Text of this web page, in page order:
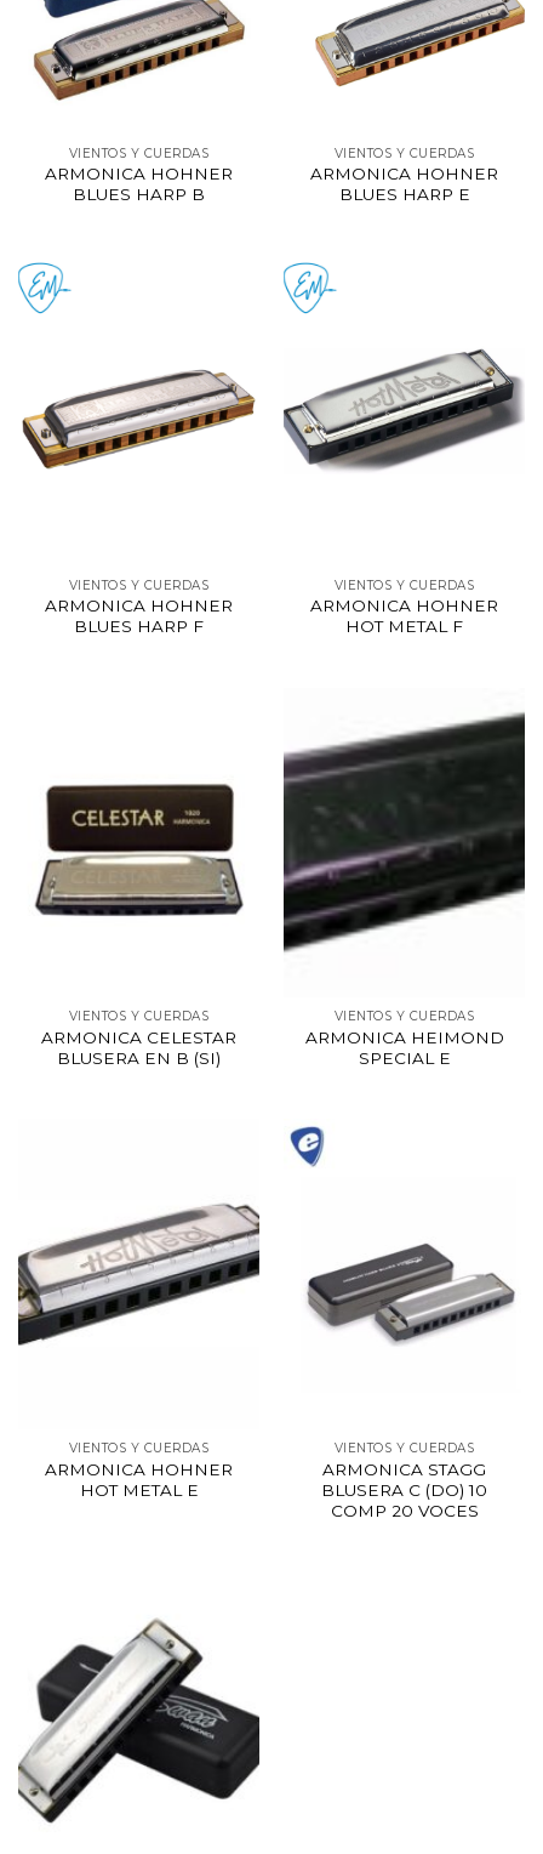
VIENTOS Y CUERDAS
ARMONICA HOHNER
BLUES HARP B
VIENTOS Y CUERDAS
ARMONICA HOHNER
BLUES HARP E
VIENTOS Y CUERDAS
ARMONICA HOHNER
BLUES HARP F
VIENTOS Y CUERDAS
ARMONICA HOHNER
HOT METAL F
VIENTOS Y CUERDAS
ARMONICA CELESTAR
BLUSERA EN B (SI)
VIENTOS Y CUERDAS
ARMONICA HEIMOND
SPECIAL E
VIENTOS Y CUERDAS
ARMONICA HOHNER
HOT METAL E
VIENTOS Y CUERDAS
ARMONICA STAGG
BLUSERA C (DO) 10
COMP 20 VOCES